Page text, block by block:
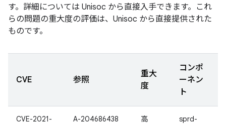
す。詳細については Unisoc から直接入手できます。これ
らの問題の重大度の評価は、Unisoc から直接提供された
ものです。
CVE 参照
重大
度
コンポ
ーネン
ト
CVE-2021-
A-204686438
高
sprd-